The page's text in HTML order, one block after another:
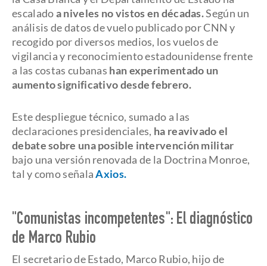
escaladoa niveles no vistos en décadas.Según un
análisis de datos de vuelo publicado por CNN y
recogido por diversos medios, los vuelos de
vigilancia y reconocimiento estadounidense frente
a las costas cubanas han experimentado un
aumento significativo desde febrero.
Este despliegue técnico, sumado a las
declaraciones presidenciales, ha reavivado el
debate sobre una posible intervención militar
bajo una versión renovada de la Doctrina Monroe,
tal y como señalaAxios.
"Comunistas incompetentes": El diagnóstico
de Marco Rubio
El secretario de Estado, Marco Rubio, hijo de